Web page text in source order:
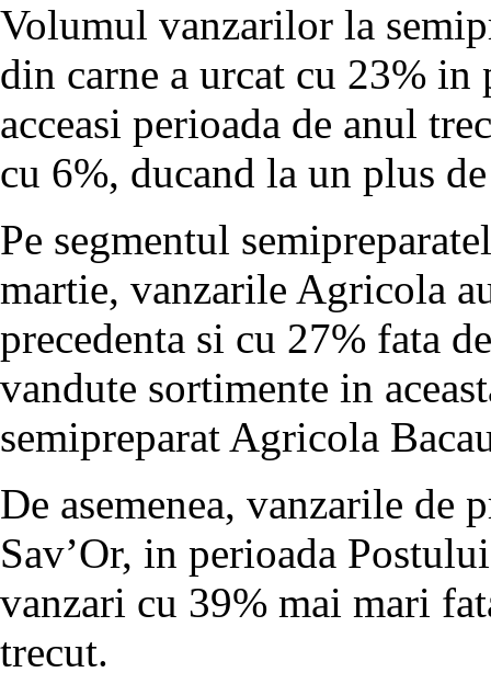
Volumul vanzarilor la
din carne a urcat cu 23%
acceasi perioada de anul
cu 6%, ducand la un plus
Pe segmentul
martie, vanzarile Agricola
precedenta si cu 27% fata
vandute sortimente in
semipreparat Agricola
De asemenea, vanzarile de
Sav’Or, in perioada
vanzari cu 39% mai mari
trecut.